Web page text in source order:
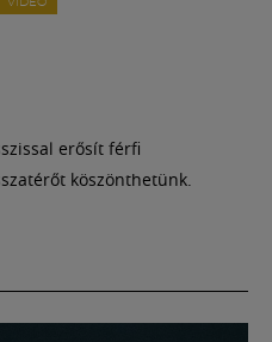
erősít férfi
köszönthetünk.